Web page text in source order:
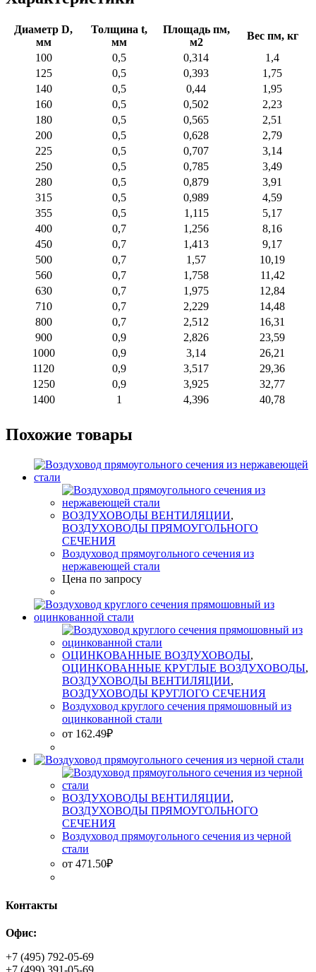
Диаметр D,
мм
Толщина t,
мм
Площадь пм,
м2
Вес пм, кг
100
0,5 0,314
1,4
125
0,5 0,393
1,75
140
0,5 0,44
1,95
160
0,5 0,502
2,23
180
0,5 0,565
2,51
200
0,5 0,628
2,79
225
0,5 0,707
3,14
250
0,5 0,785
3,49
280
0,5 0,879
3,91
315
0,5 0,989
4,59
355
0,5 1,115
5,17
400
0,7 1,256
8,16
450
0,7 1,413
9,17
500
0,7 1,57
10,19
560
0,7 1,758
11,42
630
0,7 1,975
12,84
710
0,7 2,229
14,48
800
0,7 2,512
16,31
900
0,9 2,826
23,59
1000
0,9 3,14
26,21
1120
0,9 3,517
29,36
1250
0,9 3,925
32,77
1400
1 4,396 40,78
Похожие товары
ВОЗДУХОВОДЫ ВЕНТИЛЯЦИИ,
ВОЗДУХОВОДЫ ПРЯМОУГОЛЬНОГО
СЕЧЕНИЯ
Воздуховод прямоугольного сечения из
нержавеющей стали
Цена по запросу
ОЦИНКОВАННЫЕ ВОЗДУХОВОДЫ,
ОЦИНКОВАННЫЕ КРУГЛЫЕ ВОЗДУХОВОДЫ,
ВОЗДУХОВОДЫ ВЕНТИЛЯЦИИ,
ВОЗДУХОВОДЫ КРУГЛОГО СЕЧЕНИЯ
Воздуховод круглого сечения прямошовный из
оцинкованной стали
от 162.49₽
ВОЗДУХОВОДЫ ВЕНТИЛЯЦИИ,
ВОЗДУХОВОДЫ ПРЯМОУГОЛЬНОГО
СЕЧЕНИЯ
Воздуховод прямоугольного сечения из черной
стали
от 471.50₽
Контакты
Офис:
+7 (495) 792-05-69
+7 (499) 391-05-69